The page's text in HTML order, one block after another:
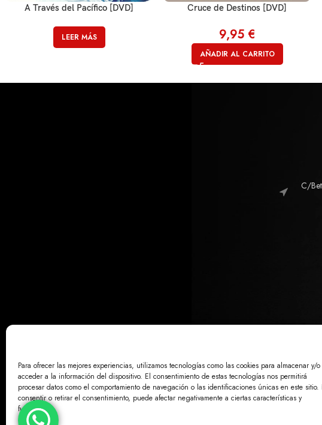
Para ofrecer las mejores experiencias, utilizamos tecnologías como las cookies para almacenar y/o
acceder a la información del dispositivo. El consentimiento de estas tecnologías nos permitirá
procesar datos como el comportamiento de navegación o las identificaciones únicas en este sitio.
consentir o retirar el consentimiento, puede afectar negativamente a ciertas características y
funciones.
A Través del Pacífico [DVD]
LEER MÁS
Cruce de Destinos [DVD]
9,95 €
AÑADIR AL CARRITO
C/
AVISO LEGAL POLÍTICA